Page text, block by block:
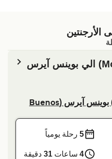
مونتيفيديو (Montevideo) الي بوينس آيرس
مونتيفيديو (Montevideo) بوينس آيرس (Buenos
5رحلة يومياً
4 ساعات31دقيقة